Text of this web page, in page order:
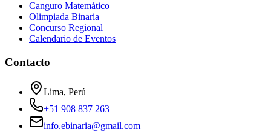
Canguro Matemático
Olimpiada Binaria
Concurso Regional
Calendario de Eventos
Contacto
Lima, Perú
+51 908 837 263
info.ebinaria@gmail.com